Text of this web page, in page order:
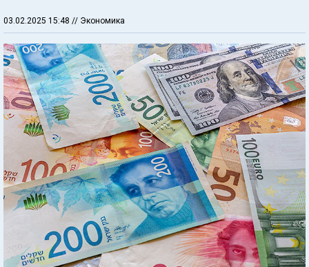
03.02.2025 15:48 // Экономика